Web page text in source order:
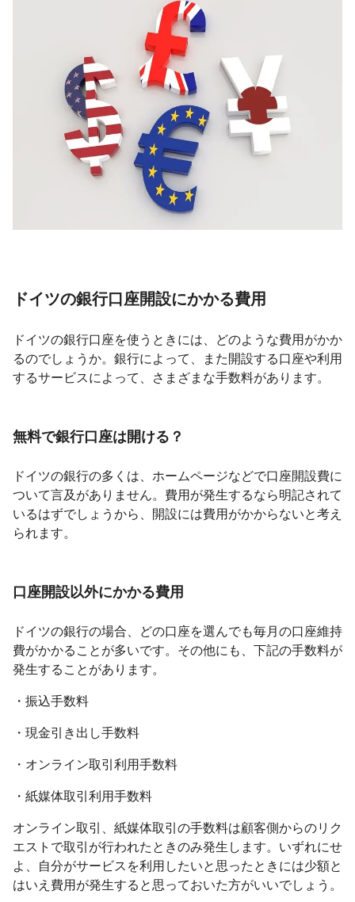
ドイツの銀行口座開設にかかる費用
ドイツの銀行口座を使うときには、どのような費用がかか
るのでしょうか。銀行によって、また開設する口座や利用
するサービスによって、さまざまな手数料があります。
無料で銀行口座は開ける？
ドイツの銀行の多くは、ホームページなどで口座開設費に
ついて言及がありません。費用が発生するなら明記されて
いるはずでしょうから、開設には費用がかからないと考え
られます。
口座開設以外にかかる費用
ドイツの銀行の場合、どの口座を選んでも毎月の口座維持
費がかかることが多いです。その他にも、下記の手数料が
発生することがあります。
・振込手数料
・現金引き出し手数料
・オンライン取引利用手数料
・紙媒体取引利用手数料
オンライン取引、紙媒体取引の手数料は顧客側からのリク
エストで取引が行われたときのみ発生します。いずれにせ
よ、自分がサービスを利用したいと思ったときには少額と
はいえ費用が発生すると思っておいた方がいいでしょう。